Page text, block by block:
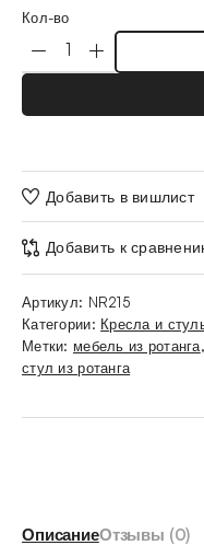
Кол-во
Добавить в вишлист
Добавить к
Артикул: NR215
Категории: Кресла и
Метки: мебель из ротанга,
стул из ротанга
ОписаниеОтзывы (0)